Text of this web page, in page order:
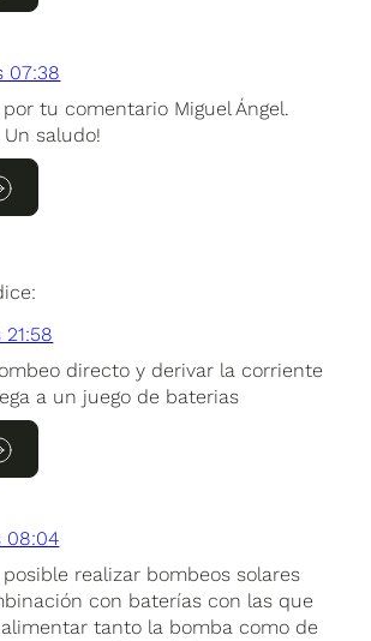
07:38
tu comentario Miguel Ángel.
saludo!
directo y derivar la corriente
a un juego de baterias
08:04
realizar bombeos solares
con baterías con las que
tanto la bomba como de